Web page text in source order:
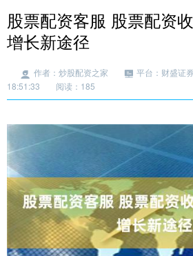
股票配资客服 股票配资
增长新途径
作者：炒股配资之家 平台：财盛证
18:51:33
阅读：185